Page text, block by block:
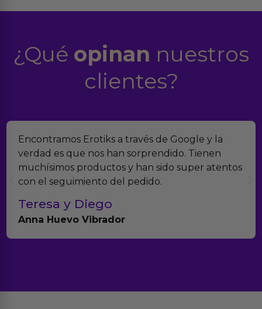
¿Qué opinan nuestros
clientes?
Encontramos Erotiks a través de Google y la
verdad es que nos han sorprendido. Tienen
muchísimos productos y han sido super atentos
con el seguimiento del pedido.
Teresa y Diego
Anna Huevo Vibrador